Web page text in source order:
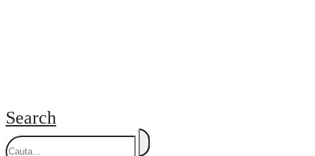
Search